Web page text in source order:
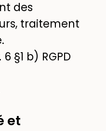
des
traitement
§1 b) RGPD
et